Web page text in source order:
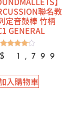
聯名教
定音鼓棒 竹柄
GENERAL
評分
4.00
1,799
入購物車